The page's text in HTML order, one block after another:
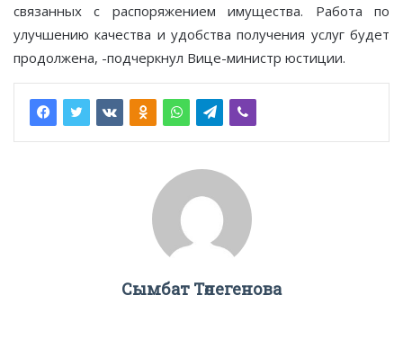
связанных с распоряжением имущества. Работа по
улучшению качества и удобства получения услуг будет
продолжена, -подчеркнул Вице-министр юстиции.
Сымбат Төлегенова